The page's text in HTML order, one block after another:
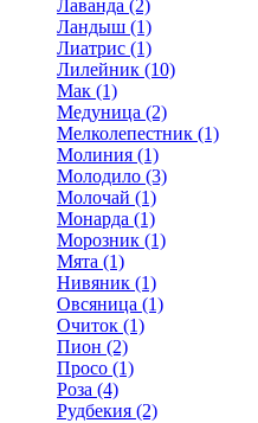
Лаванда (2)
Ландыш (1)
Лиатрис (1)
Лилейник (10)
Мак (1)
Медуница (2)
Мелколепестник (1)
Молиния (1)
Молодило (3)
Молочай (1)
Монарда (1)
Морозник (1)
Мята (1)
Нивяник (1)
Овсяница (1)
Очиток (1)
Пион (2)
Просо (1)
Роза (4)
Рудбекия (2)